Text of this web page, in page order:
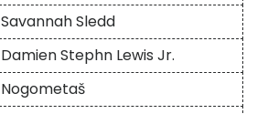
Savannah Sledd
Damien Stephn Lewis Jr.
Nogometaš